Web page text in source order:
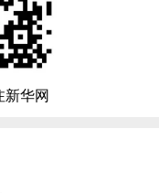
新华网